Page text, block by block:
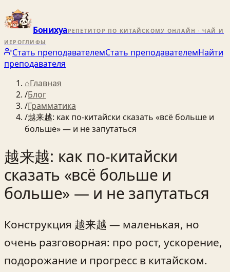
БонихуаРЕПЕТИТОР ПО КИТАЙСКОМУ ОНЛАЙН · ЧАЙ И
ИЕРОГЛИФЫ
Стать преподавателемСтать преподавателемНайти
преподавателя
⌂Главная
/Блог
/Грамматика
/越来越: как по‑китайски сказать «всё больше и
больше» — и не запутаться
越来越: как по‑китайски
сказать «всё больше и
больше» — и не запутаться
Конструкция 越来越 — маленькая, но
очень разговорная: про рост, ускорение,
подорожание и прогресс в китайском.